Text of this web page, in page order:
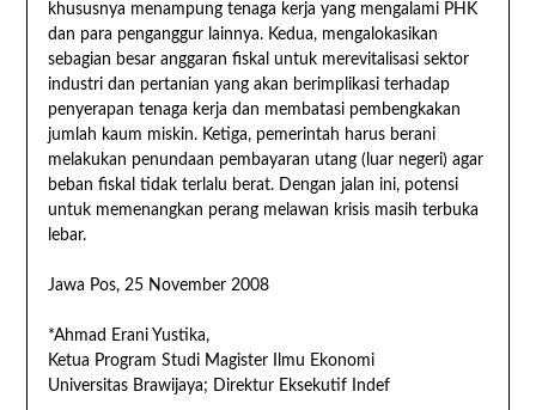
khususnya menampung tenaga kerja yang mengalami PHK
dan para penganggur lainnya. Kedua, mengalokasikan
sebagian besar anggaran fiskal untuk merevitalisasi sektor
industri dan pertanian yang akan berimplikasi terhadap
penyerapan tenaga kerja dan membatasi pembengkakan
jumlah kaum miskin. Ketiga, pemerintah harus berani
melakukan penundaan pembayaran utang (luar negeri) agar
beban fiskal tidak terlalu berat. Dengan jalan ini, potensi
untuk memenangkan perang melawan krisis masih terbuka
lebar.
Jawa Pos, 25 November 2008
*Ahmad Erani Yustika,
Ketua Program Studi Magister Ilmu Ekonomi
Universitas Brawijaya; Direktur Eksekutif Indef